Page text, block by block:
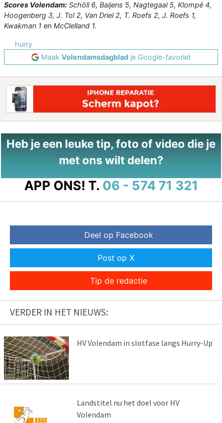
Scores Volendam: Schöll 6, Baijens 5, Nagtegaal 5, Klompé 4,
Hoogenberg 3, J. Tol 2, Van Driel 2, T. Roefs 2, J. Roefs 1,
Kwakman 1 en McClelland 1.
hurry
Maak Volendamsdagblad je Google-favoriet
Heb je een leuke tip, foto of video die je
met ons wilt delen?
APP ONS! T. 06 - 574 71 321
Deel op Facebook
Post op X
Tip de redactie
VERDER IN HET NIEUWS:
HV Volendam in slotfase langs Hurry-Up
Landstitel nu het doel voor HV
Volendam